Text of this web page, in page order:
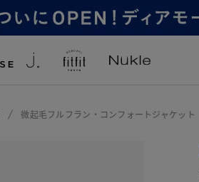
微起毛フルフラン・コンフォートジャケット